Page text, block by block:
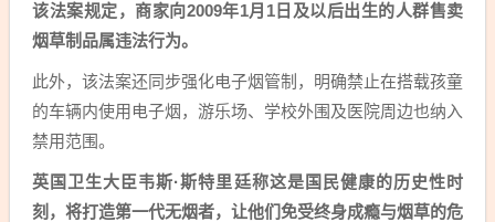
该法案规定，商家向2009年1月1日及以后出生的人群售卖
烟草制品属违法行为。
此外，该法案还同步强化电子烟管制，明确禁止在搭载孩童
的车辆内使用电子烟，游乐场、学校外围及医院周边也纳入
禁用范围。
英国卫生大臣韦斯·斯特里廷称这是国民健康的历史性时
刻，将打造第一代无烟者，让他们免受终身成瘾与烟草的危